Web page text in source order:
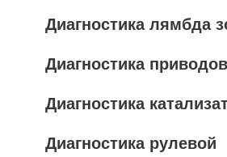
Диагностика лямбда
Диагностика приводов
Диагностика
Диагностика рулевой